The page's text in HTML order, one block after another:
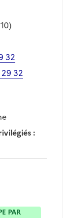
32
32
:
PAR